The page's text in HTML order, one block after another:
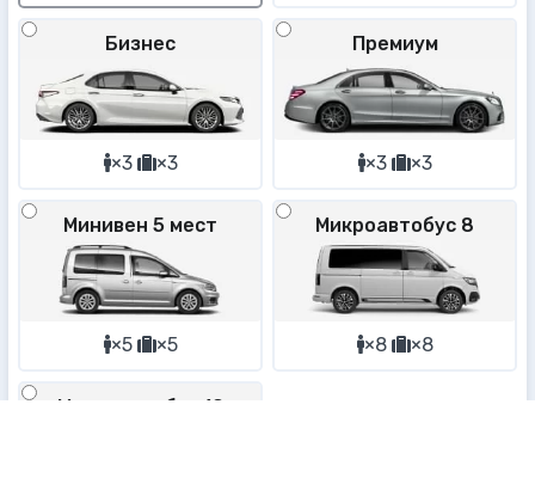
Бизнес
×3 ×3
Премиум
×3 ×3
Минивен 5 мест
×5 ×5
Микроавтобус 8
×8 ×8
Микроавтобус 19